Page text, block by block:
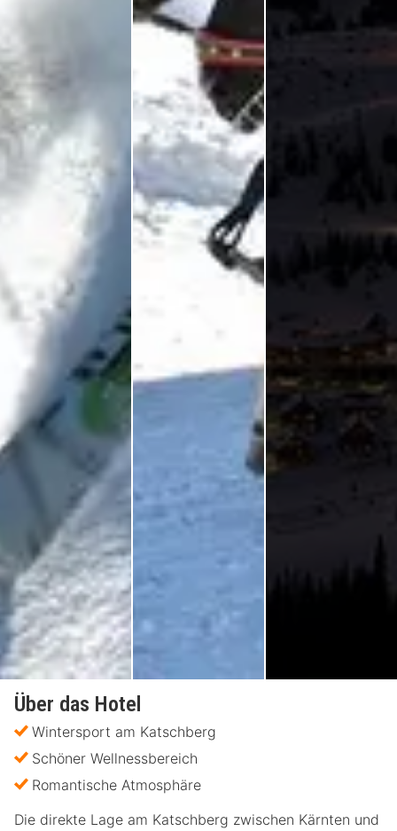
Über das Hotel
Wintersport am Katschberg
Schöner Wellnessbereich
Romantische Atmosphäre
Die direkte Lage am Katschberg zwischen Kärnten und